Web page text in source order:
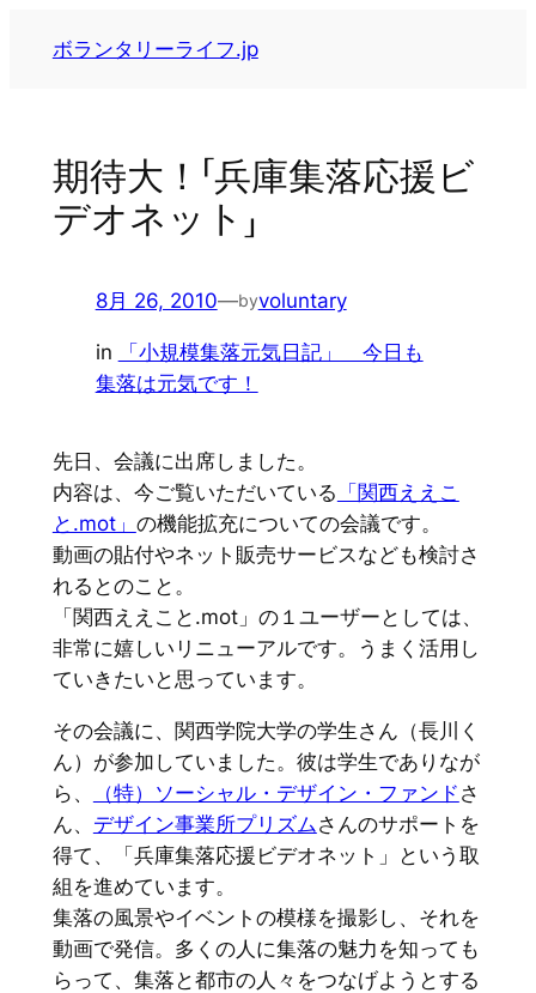
ボランタリーライフ.jp
期待大！「兵庫集落応援ビ
デオネット」
8月 26, 2010—byvoluntary
in
「小規模集落元気日記」 今日も
集落は元気です！
先日、会議に出席しました。
内容は、今ご覧いただいている 「関西ええこ
と.mot」 の機能拡充についての会議です。
動画の貼付やネット販売サービスなども検討さ
れるとのこと。
「関西ええこと.mot」の１ユーザーとしては、
非常に嬉しいリニューアルです。うまく活用し
ていきたいと思っています。
その会議に、関西学院大学の学生さん（長川く
ん）が参加していました。彼は学生でありなが
ら、
（特）ソーシャル・デザイン・ファンド さ
ん、 デザイン事業所プリズム さんのサポートを
得て、「兵庫集落応援ビデオネット」という取
組を進めています。
集落の風景やイベントの模様を撮影し、それを
動画で発信。多くの人に集落の魅力を知っても
らって、集落と都市の人々をつなげようとする